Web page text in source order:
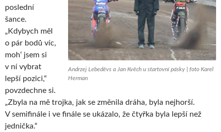
Andrzej Lebeděvs a Jan Kvěch u startovní pásky | foto Karel
Herman
poslední
šance.
„Kdybych měl
o pár bodů víc,
moh‘ jsem si
v ní vybrat
lepší pozici,“
povzdechne si.
„Zbyla na mě trojka, jak se změnila dráha, byla nejhorší.
V semifinále i ve finále se ukázalo, že čtyřka byla lepší než
jednička.“